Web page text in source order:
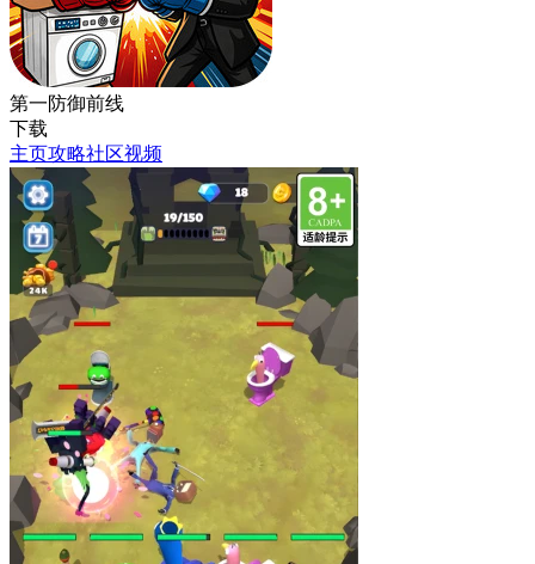
第一防御前线
下载
主页攻略社区视频